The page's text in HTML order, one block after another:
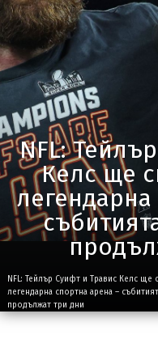
NFL:
Келс ще
NFL: Тейлър Суифт и Травис Келс ще
легендарна спортна арена –
продължат три дни